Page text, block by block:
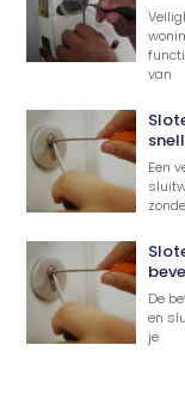
van
Een
De
en
je